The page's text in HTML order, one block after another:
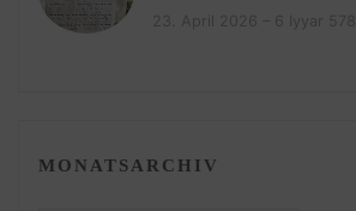
MONATSARCHIV